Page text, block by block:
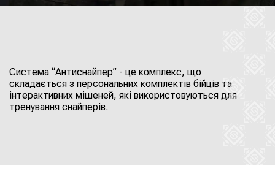
Система “Антиснайпер” - це комплекс, що
складається з персональних комплектів бійців та
інтерактивних мішеней, які використовуються для
тренування снайперів.